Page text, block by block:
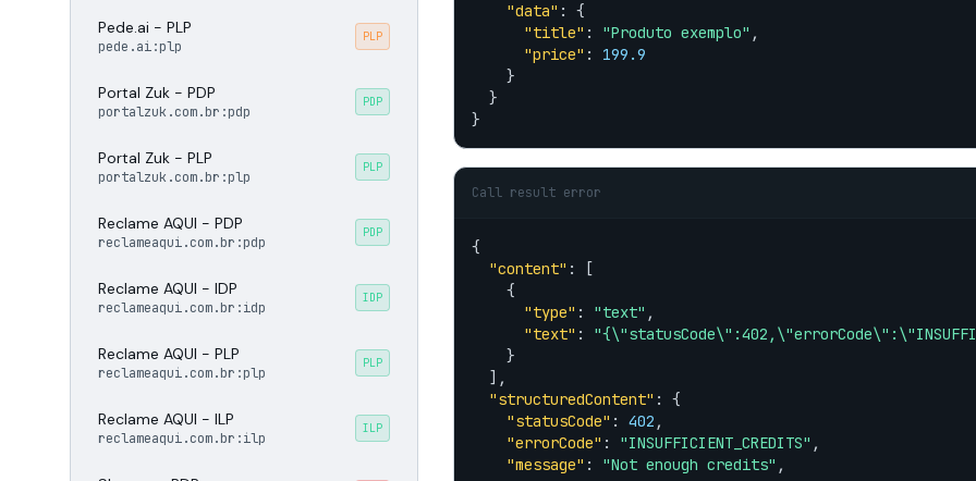
Pede.ai - PLP
pede.ai:plp
PLP
Portal Zuk - PDP
portalzuk.com.br:pdp
PDP
Portal Zuk - PLP
portalzuk.com.br:plp
PLP
Reclame AQUI - PDP
reclameaqui.com.br:pdp
PDP
Reclame AQUI - IDP
reclameaqui.com.br:idp
IDP
Reclame AQUI - PLP
reclameaqui.com.br:plp
PLP
Reclame AQUI - ILP
reclameaqui.com.br:ilp
ILP
"data" : {
"title" : "Produto exemplo" ,
"price" : 199.9
    }
  }
}
Call result error
{
"content" : [
    {
"type" : "text" ,
"text" :
    }
  ],
"structuredContent" : {
"statusCode" : 402 ,
"errorCode" : "INSUFFICIENT_CREDITS" ,
"message" : "Not enough credits" ,